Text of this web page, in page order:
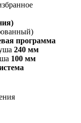
программа
240 мм
100 мм